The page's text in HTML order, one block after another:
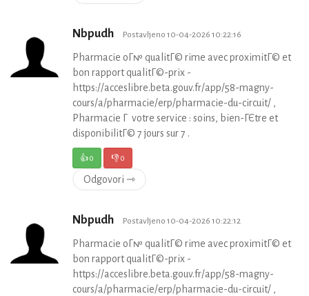
Nbpudh Postavljeno 10-04-2026 10:22:16
Pharmacie oГ№ qualitГ© rime avec proximitГ© et
bon rapport qualitГ©-prix -
https://acceslibre.beta.gouv.fr/app/58-magny-
cours/a/pharmacie/erp/pharmacie-du-circuit/ ,
Pharmacie Г votre service : soins, bien-ГЄtre et
disponibilitГ© 7 jours sur 7 .
👍0 👎0
Odgovori ⇾
Nbpudh Postavljeno 10-04-2026 10:22:12
Pharmacie oГ№ qualitГ© rime avec proximitГ© et
bon rapport qualitГ©-prix -
https://acceslibre.beta.gouv.fr/app/58-magny-
cours/a/pharmacie/erp/pharmacie-du-circuit/ ,